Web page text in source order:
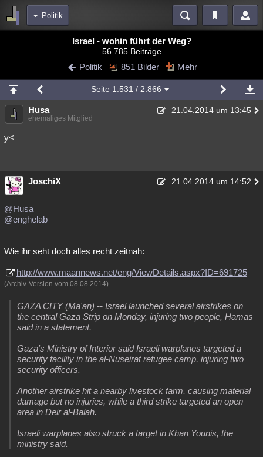
Politik
Diskussionen Blogs Videos
Chat Wiki Neuigkeiten
meine Rubriken
Menschen Mystery Kriminalfälle
Spiritualität
weitere Rubriken
Philosophie
Astronomie
Besucht Teilgenommen Alle Neue Geschlossen
Israel - wohin führt der Weg?
56.785 Beiträge
Politik 851 Bilder Mehr
Seite 1.531 / 2.866
Husa 21.04.2014 um 13:45
ehemaliges Mitglied
y<
JoschiX 21.04.2014 um 14:52
@Husa
@enghelab
Wie ihr seht doch alles recht zeitnah:
http://www.maannews.net/eng/ViewDetails.aspx?ID=691725
(Archiv-Version vom 08.08.2014)
GAZA CITY (Ma'an) -- Israel launched several airstrikes on
the central Gaza Strip on Monday, injuring two people, Hamas
said in a statement.
Gaza's Ministry of Interior said Israeli warplanes targeted a
security facility in the al-Nuseirat refugee camp, injuring two
security officers.
Another airstrike hit a nearby livestock farm, causing material
damage but no injuries, while a third strike targeted an open
area in Deir al-Balah.
Israeli warplanes also struck a target in Khan Younis, the
ministry said.